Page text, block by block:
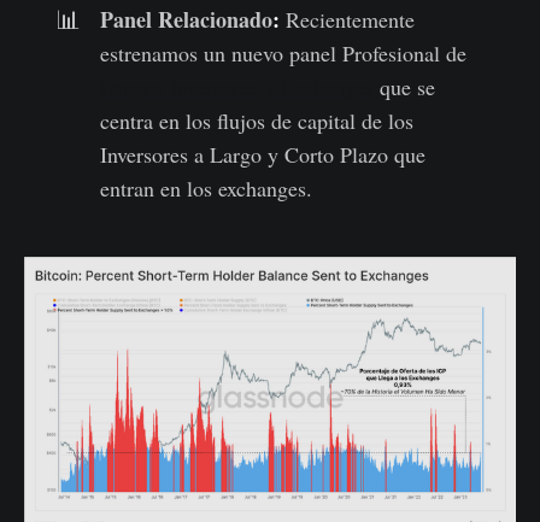
📊 Panel Relacionado: Recientemente
estrenamos un nuevo panel Profesional de
que se
centra en los flujos de capital de los
Inversores a Largo y Corto Plazo que
entran en los exchanges.